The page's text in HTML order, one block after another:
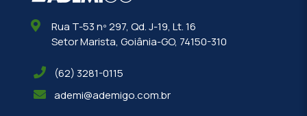
Rua T-53 nº 297, Qd. J-19, Lt. 16
Setor Marista, Goiânia-GO, 74150-310
(62) 3281-0115
ademi@ademigo.com.br